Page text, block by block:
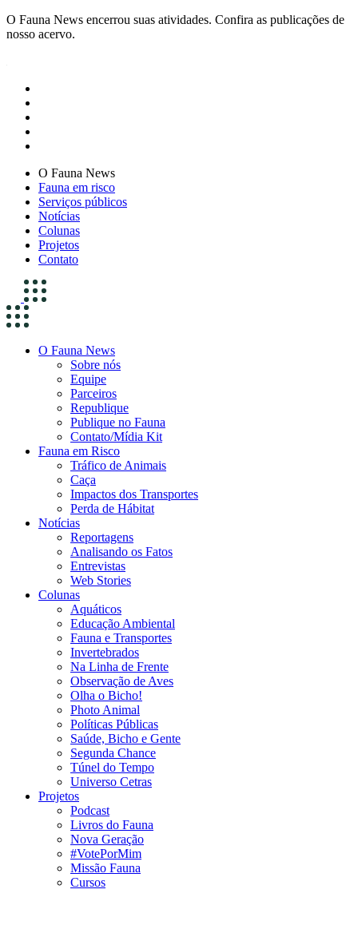
O Fauna News encerrou suas atividades. Confira as publicações de
nosso acervo.
O Fauna News
Fauna em risco
Serviços públicos
Notícias
Colunas
Projetos
Contato
O Fauna News
Sobre nós
Equipe
Parceiros
Republique
Publique no Fauna
Contato/Mídia Kit
Fauna em Risco
Tráfico de Animais
Caça
Impactos dos Transportes
Perda de Hábitat
Notícias
Reportagens
Analisando os Fatos
Entrevistas
Web Stories
Colunas
Aquáticos
Educação Ambiental
Fauna e Transportes
Invertebrados
Na Linha de Frente
Observação de Aves
Olha o Bicho!
Photo Animal
Políticas Públicas
Saúde, Bicho e Gente
Segunda Chance
Túnel do Tempo
Universo Cetras
Projetos
Podcast
Livros do Fauna
Nova Geração
#VotePorMim
Missão Fauna
Cursos